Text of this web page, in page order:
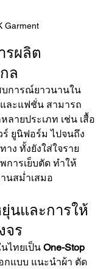
Garment
รผลิต
ล
บการณ์ยาวนานใน
ละแฟชั่น สามารถ
ลายประเภท เช่น เสื้อ
ยูนิฟอร์ม ไปจนถึง
ง ทั้งยังใส่ใจราย
การเย็บตัด ทำให้
นสม่ำเสมอ
นและการให้
จร
ไทยเป็น One-Stop
กแบบ แนะนำผ้า ตัด